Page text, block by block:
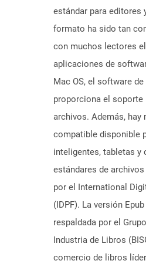
estándar para editores
formato ha sido tan
con muchos lectores
aplicaciones de
Mac OS, el software
proporciona el soporte
archivos. Además, hay
compatible disponible
inteligentes, tabletas y
estándares de
por el International
(IDPF). La versión
respaldada por el
Industria de Libros
comercio de libros